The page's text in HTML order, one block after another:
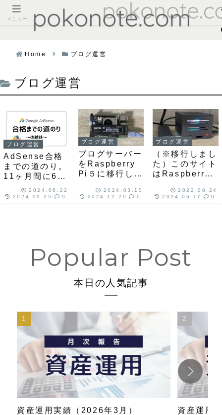
Home ブログ運営
ブログ運営
ブログ運営
AdSense合格
までの道のり。
11ヶ月間に6回
申請！ 2024.06.22
2024.09.25
0
ブログ運営
ブログサーバー
をRaspberry
Pi５に移行しま
2024.03.10
2024.12.20
0
ブログ運営
（※移行しまし
た）このサイト
はRaspberry
います2022.08.24
2024.06.17
0
本日の人気記事
資産運用実績（2026年3月） 資産運用
メニュー